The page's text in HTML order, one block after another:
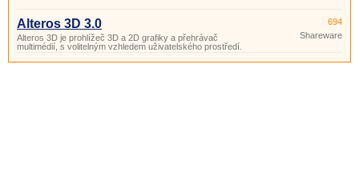
Alteros 3D 3.0
Alteros 3D je prohlížeč 3D a 2D grafiky a přehrávač
multimédií, s volitelným vzhledem uživatelského prostředí.
694
Shareware